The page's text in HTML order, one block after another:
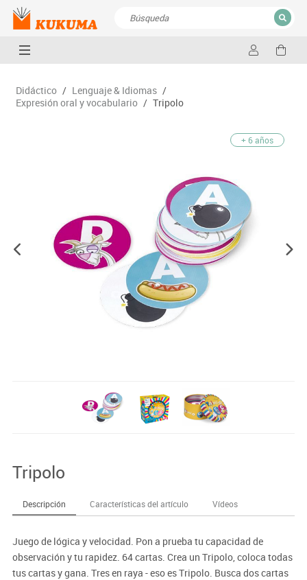
CERRAR
Didáctico / Lenguaje & Idiomas /
Expresión oral y vocabulario / Tripolo
+ 6 años
Tripolo
Descripción Características del artículo Vídeos
Juego de lógica y velocidad. Pon a prueba tu capacidad de
observación y tu rapidez. 64 cartas. Crea un Tripolo, coloca todas
tus cartas y gana. Tres en raya - eso es Tripolo. Busca dos cartas